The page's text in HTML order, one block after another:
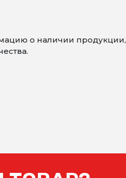
о наличии продукции,